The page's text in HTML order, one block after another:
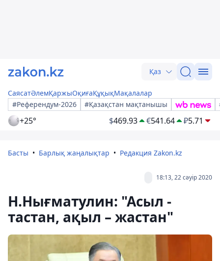
Қаз
СаясатӘлемҚаржыОқиғаҚұқықМақалалар
#Референдум-2026
#Қазақстан мақтанышы
+25° $469.93 €541.64 ₽5.71
Басты Барлық жаңалықтар Редакция Zakon.kz
18:13, 22 сәуір 2020
Н.Нығматулин: "Асыл -
тастан, ақыл – жастан"